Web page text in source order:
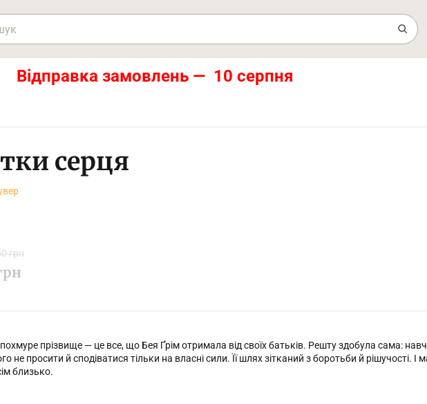
Відправка замовлень — 10 серпня
серця
грн
прізвище — це все, що Бея Ґрім отримала від своїх батьків. Решту здобула сама:
не просити й сподіватися тільки на власні сили. Її шлях зітканий з боротьби й рішучості.
близько.